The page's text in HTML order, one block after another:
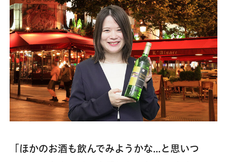
「ほかのお酒も飲んでみようかな…と思いつ